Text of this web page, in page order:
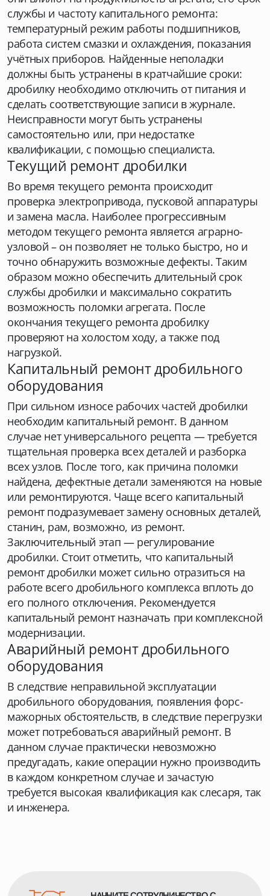
службы и частоту капитального ремонта:
температурный режим работы подшипников,
работа систем смазки и охлаждения, показания
учётных приборов. Найденные неполадки
должны быть устранены в кратчайшие сроки:
дробилку необходимо отключить от питания и
сделать соответствующие записи в журнале.
Неисправности могут быть устранены
самостоятельно или, при недостатке
квалификации, с помощью специалиста.
Текущий ремонт дробилки
Во время текущего ремонта происходит
проверка электропривода, пусковой аппаратуры
и замена масла. Наиболее прогрессивным
методом текущего ремонта является аграрно-
узловой – он позволяет не только быстро, но и
точно обнаружить возможные дефекты. Таким
образом можно обеспечить длительный срок
службы дробилки и максимально сократить
возможность поломки агрегата. После
окончания текущего ремонта дробилку
проверяют на холостом ходу, а также под
нагрузкой.
Капитальный ремонт дробильного
оборудования
При сильном износе рабочих частей дробилки
необходим капитальный ремонт. В данном
случае нет универсального рецепта — требуется
тщательная проверка всех деталей и разборка
всех узлов. После того, как причина поломки
найдена, дефектные детали заменяются на новые
или ремонтируются. Чаще всего капитальный
ремонт подразумевает замену основных деталей,
станин, рам, возможно, из ремонт.
Заключительный этап — регулирование
дробилки. Стоит отметить, что капитальный
ремонт дробилки может сильно отразиться на
работе всего дробильного комплекса вплоть до
его полного отключения. Рекомендуется
капитальный ремонт назначать при комплексной
модернизации.
Аварийный ремонт дробильного
оборудования
В следствие неправильной эксплуатации
дробильного оборудования, появления форс-
мажорных обстоятельств, в следствие перегрузки
может потребоваться аварийный ремонт. В
данном случае практически невозможно
предугадать, какие операции нужно производить
в каждом конкретном случае и зачастую
требуется высокая квалификация как слесаря, так
и инженера.